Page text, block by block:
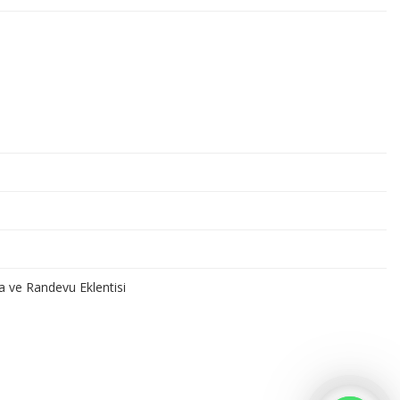
ve Randevu Eklentisi